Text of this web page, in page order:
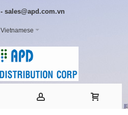
- sales@apd.com.vn
Vietnamese